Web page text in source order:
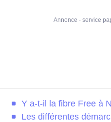
Annonce - service
Y a-t-il la fibre Free à
Les différentes